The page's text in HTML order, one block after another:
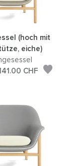
(hoch mit
eiche)
CHF